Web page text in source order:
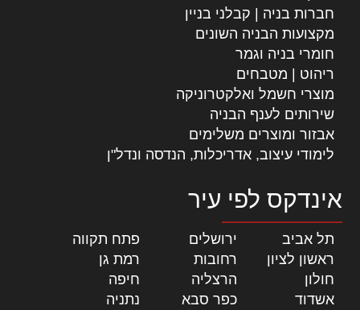
חברות בניה | קבלני בניין
מקצועות הבניה השונים
חומרי בניה וגמר
ריהוט | מטבחים
מוצרי חשמל ואלקטרוניקה
שירותים לענף הבניה
אבזור ומוצרים משלימים
לימודי עיצוב, אדריכלות, הנדסה ונדל"ן
אינדקס לפי עיר
תל אביב ירושלים פתח תקווה
ראשון לציון
רחובות רמת גן
חולון
הרצליה חיפה
אשדוד
כפר סבא נתניה